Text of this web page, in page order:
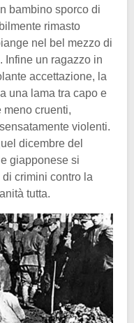
bambino sporco di
rimasto
nel bel mezzo di
Infine un ragazzo in
accettazione, la
una lama tra capo e
meno cruenti,
violenti.
dicembre del
giapponese si
crimini contro la
tutta.